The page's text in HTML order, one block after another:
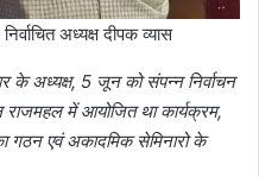
अध्यक्ष दीपक व्यास
के अध्यक्ष, 5 जून को संपन्न निर्वाचन
राजमहल में आयोजित था कार्यक्रम,
गठन एवं अकादमिक सेमिनारो के